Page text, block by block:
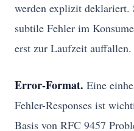
werden explizit deklariert.
subtile Fehler im
erst zur Laufzeit auffallen.
Error-Format. Eine
Fehler-Responses ist
Basis von RFC 9457